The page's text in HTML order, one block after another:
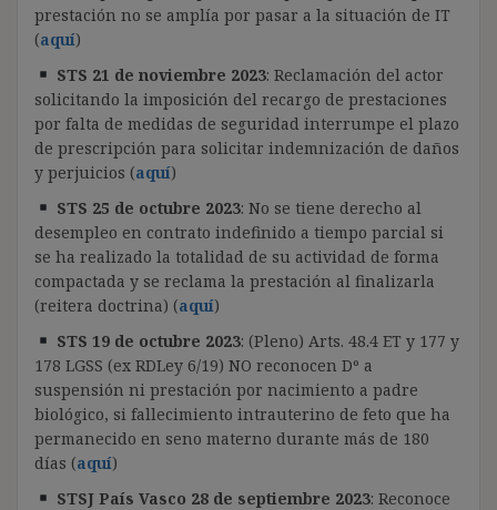
prestación no se amplía por pasar a la situación de IT
(aquí)
STS 21 de noviembre 2023: Reclamación del actor
solicitando la imposición del recargo de prestaciones
por falta de medidas de seguridad interrumpe el plazo
de prescripción para solicitar indemnización de daños
y perjuicios (aquí)
STS 25 de octubre 2023: No se tiene derecho al
desempleo en contrato indefinido a tiempo parcial si
se ha realizado la totalidad de su actividad de forma
compactada y se reclama la prestación al finalizarla
(reitera doctrina) (aquí)
STS 19 de octubre 2023: (Pleno) Arts. 48.4 ET y 177 y
178 LGSS (ex RDLey 6/19) NO reconocen Dº a
suspensión ni prestación por nacimiento a padre
biológico, si fallecimiento intrauterino de feto que ha
permanecido en seno materno durante más de 180
días (aquí)
STSJ País Vasco 28 de septiembre 2023: Reconoce